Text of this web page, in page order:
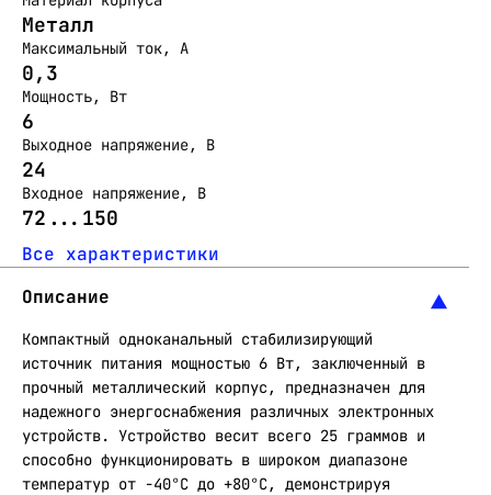
Металл
Максимальный ток, А
0,3
Мощность, Вт
6
Выходное напряжение, В
24
Входное напряжение, В
72...150
Все характеристики
Описание
Компактный одноканальный стабилизирующий
источник питания мощностью 6 Вт, заключенный в
прочный металлический корпус, предназначен для
надежного энергоснабжения различных электронных
устройств. Устройство весит всего 25 граммов и
способно функционировать в широком диапазоне
температур от -40°C до +80°C, демонстрируя